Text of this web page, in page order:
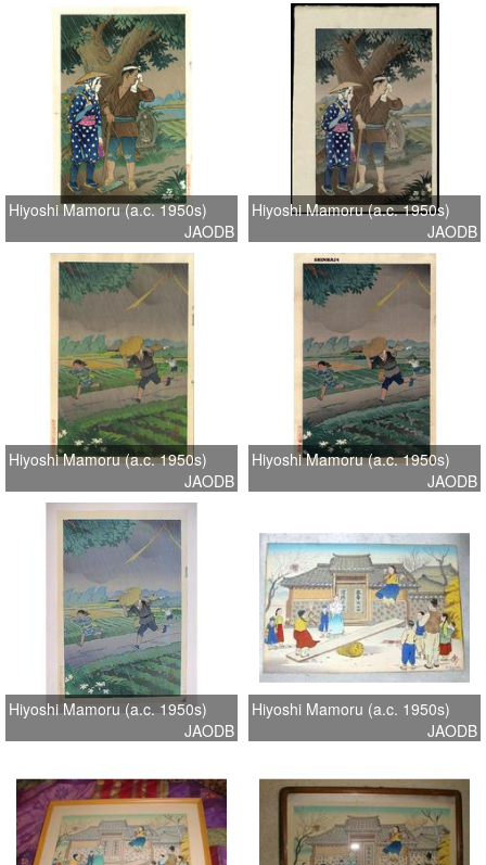
Hiyoshi Mamoru (a.c. 1950s)
JAODB
Hiyoshi Mamoru (a.c. 1950s)
JAODB
Hiyoshi Mamoru (a.c. 1950s)
JAODB
Hiyoshi Mamoru (a.c. 1950s)
JAODB
Hiyoshi Mamoru (a.c. 1950s)
JAODB
Hiyoshi Mamoru (a.c. 1950s)
JAODB